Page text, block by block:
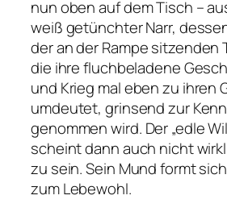
nun oben auf dem Tisch –
weiß getünchter Narr,
der an der Rampe sitzenden
die ihre fluchbeladene
und Krieg mal eben zu ihren
umdeutet, grinsend zur
genommen wird. Der „edle
scheint dann auch nicht
zu sein. Sein Mund formt
zum Lebewohl.